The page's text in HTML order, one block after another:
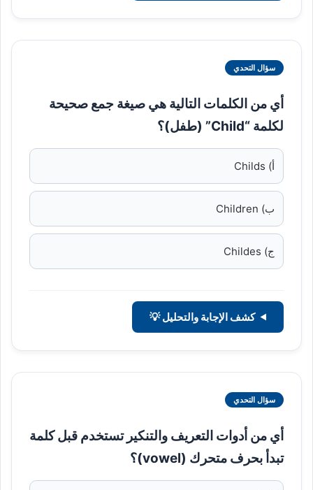
سؤال التحدي
أي من الكلمات التالية هي صيغة جمع صحيحة
لكلمة “Child” (طفل)؟
أ) Childs
ب) Children
ج) Childes
كشف الإجابة والتحليل 💡
سؤال التحدي
أي من أدوات التعريف والتنكير تستخدم قبل كلمة
تبدأ بحرف متحرك (vowel)؟